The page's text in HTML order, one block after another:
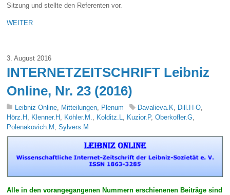
Sitzung und stellte den Referenten vor.
WEITER
3. August 2016
INTERNETZEITSCHRIFT Leibniz
Online, Nr. 23 (2016)
Leibniz Online, Mitteilungen, Plenum Davalieva.K, Dill.H-O,
Hörz.H , Klenner.H , Köhler.M., Kolditz.L, Kuzior.P,Oberkofler.G,
Polenakovich.M ,Sylvers.M
Alle in den vorangegangenen Nummern erschienenen Beiträge sind